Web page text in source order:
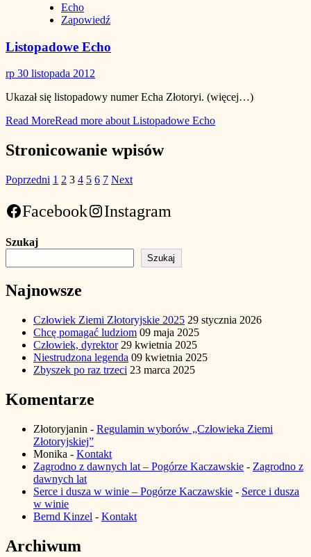
Echo
Zapowiedź
Listopadowe Echo
rp 30 listopada 2012
Ukazał się listopadowy numer Echa Złotoryi. (więcej…)
Read MoreRead more about Listopadowe Echo
Stronicowanie wpisów
Poprzedni 1 2 3 4 5 6 7 Next
Facebook Instagram
Szukaj
Szukaj
Najnowsze
Człowiek Ziemi Złotoryjskie 2025 29 stycznia 2026
Chcę pomagać ludziom 09 maja 2025
Człowiek, dyrektor 29 kwietnia 2025
Niestrudzona legenda 09 kwietnia 2025
Zbyszek po raz trzeci 23 marca 2025
Komentarze
Złotoryjanin - Regulamin wyborów „Człowieka Ziemi
Złotoryjskiej”
Monika - Kontakt
Zagrodno z dawnych lat – Pogórze Kaczawskie - Zagrodno z
dawnych lat
Serce i dusza w winie – Pogórze Kaczawskie - Serce i dusza
w winie
Bernd Kinzel - Kontakt
Archiwum